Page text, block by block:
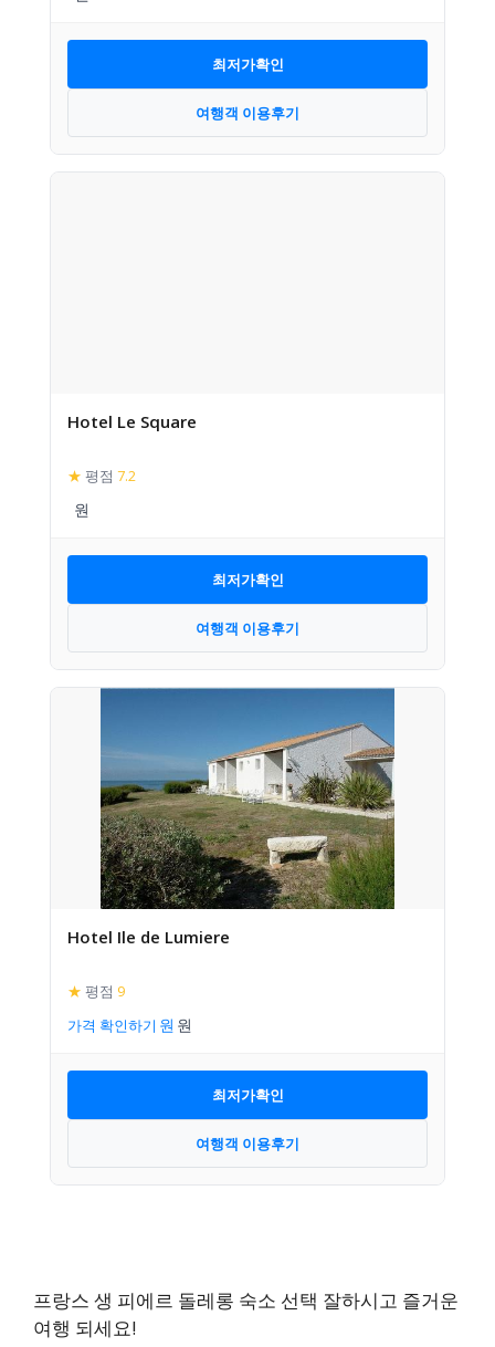
최저가확인
여행객 이용후기
Hotel Le Square
★ 평점 7.2
최저가확인
여행객 이용후기
Hotel Ile de Lumiere
★ 평점 9
가격 확인하기
최저가확인
여행객 이용후기
프랑스 생 피에르 돌레롱 숙소 선택 잘하시고 즐거운
여행 되세요!